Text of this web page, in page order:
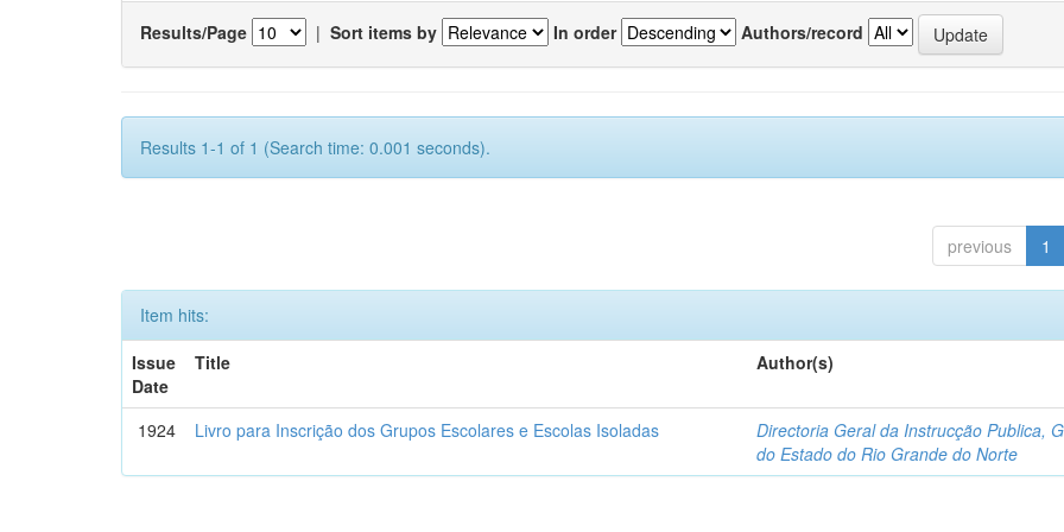
Results/Page | Sort items by In order Authors/record
Results 1-1 of 1 (Search time: 0.001 seconds).
previous 1
Item hits:
Issue
Date
Title Author(s)
1924 Livro para Inscrição dos Grupos Escolares e Escolas Isoladas
Directoria Geral da Instrucção Publica,
do Estado do Rio Grande do Norte